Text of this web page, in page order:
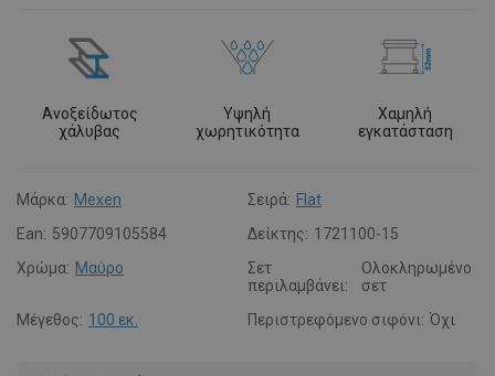
Ανοξείδωτος
χάλυβας
Υψηλή
χωρητικότητα
Χαμηλή
εγκατάσταση
Μάρκα: Mexen Σειρά: Flat
Ean: 5907709105584 Δείκτης: 1721100-15
Χρώμα: Μαύρο
Σετ
περιλαμβάνει:
Ολοκληρωμένο
σετ
Μέγεθος: 100 εκ. Περιστρεφόμενο σιφόνι: Όχι